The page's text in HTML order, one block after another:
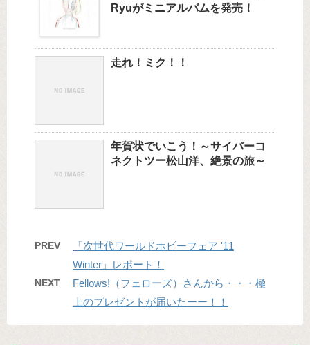
Ryuがミニアルバムを発売！
走れ！ミク！！
年賀状でいこう！～サイバーコ
ネクトツー松山洋、絶景の旅～
PREV
「次世代ワールドホビーフェア '11
Winter」レポート！
NEXT
Fellows!（フェローズ）さんから・・・極
上のプレゼントが届いたーー！！